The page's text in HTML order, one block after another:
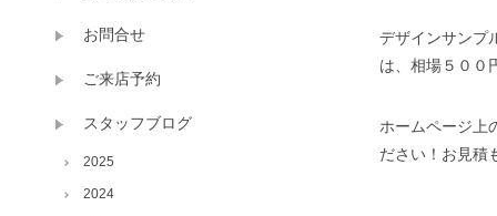
デザインサンプ
は、相場５００
ホームページ上
ださい！お見積
お問合せ
ご来店予約
スタッフブログ
2025
2024